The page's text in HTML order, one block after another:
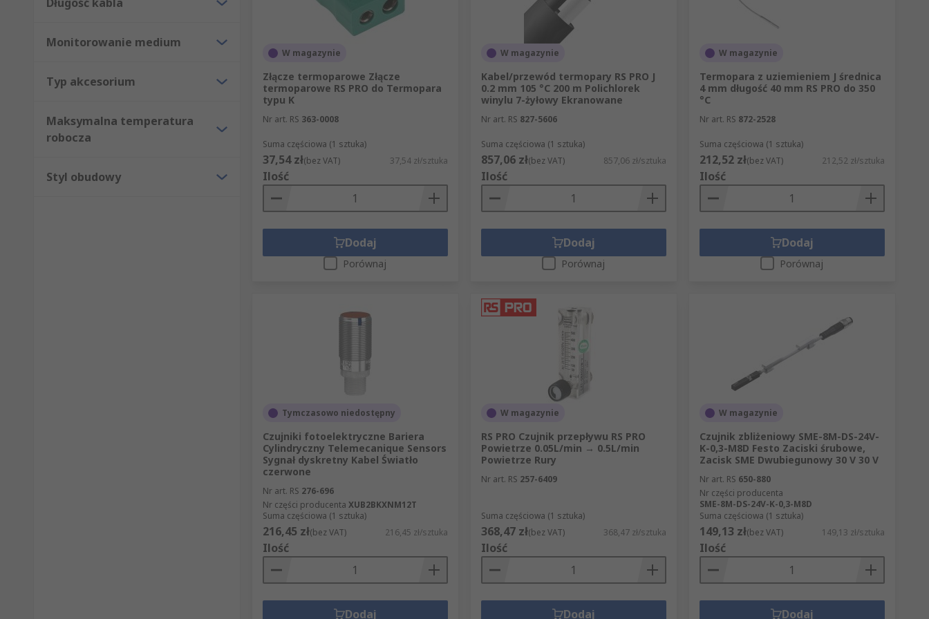
Monitorowanie medium
Typ akcesorium
Maksymalna temperatura
robocza
Styl obudowy
W magazynie
Złącze termoparowe Złącze
termoparowe RS PRO do Termopara
typu K
Nr art. RS 363-0008
Suma częściowa (1 sztuka)
37,54 zł(bez VAT) 37,54 zł/sztuka
Ilość
Dodaj
Porównaj
W magazynie
Kabel/przewód termopary RS PRO J
0.2 mm 105 °C 200 m Polichlorek
winylu 7-żyłowy Ekranowane
Nr art. RS 827-5606
Suma częściowa (1 sztuka)
857,06 zł(bez VAT) 857,06 zł/sztuka
Ilość
Dodaj
Porównaj
W magazynie
Termopara z uziemieniem J średnica
4 mm długość 40 mm RS PRO do 350
°C
Nr art. RS 872-2528
Suma częściowa (1 sztuka)
212,52 zł(bez VAT) 212,52 zł/sztuka
Ilość
Dodaj
Porównaj
Tymczasowo niedostępny
Czujniki fotoelektryczne Bariera
Cylindryczny Telemecanique Sensors
Sygnał dyskretny Kabel Światło
czerwone
Nr art. RS 276-696
Nr części producenta XUB2BKXNM12T
Suma częściowa (1 sztuka)
216,45 zł(bez VAT) 216,45 zł/sztuka
Ilość
Dodaj
W magazynie
RS PRO Czujnik przepływu RS PRO
Powietrze 0.05L/min → 0.5L/min
Powietrze Rury
Nr art. RS 257-6409
Suma częściowa (1 sztuka)
368,47 zł(bez VAT) 368,47 zł/sztuka
Ilość
Dodaj
W magazynie
Czujnik zbliżeniowy SME-8M-DS-24V-
K-0,3-M8D Festo Zaciski śrubowe,
Zacisk SME Dwubiegunowy 30 V 30 V
Nr art. RS 650-880
Nr części producenta
SME-8M-DS-24V-K-0,3-M8D
Suma częściowa (1 sztuka)
149,13 zł(bez VAT) 149,13 zł/sztuka
Ilość
Dodaj